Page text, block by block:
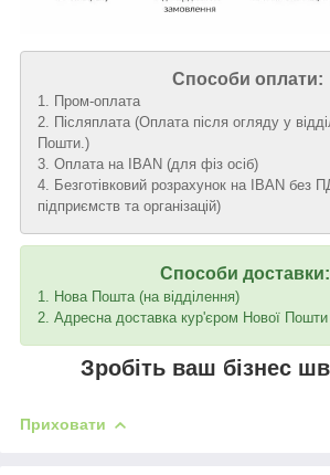
Способи оплати:
1. Пром-оплата
2. Післяплата (Оплата після огляду у
Пошти.)
3. Оплата на IBAN (для фіз осіб)
4. Безготівковий розрахунок на IBAN без
підприємств та організацій)
Способи доставки:
1. Нова Пошта (на відділення)
2. Адресна доставка кур'єром Нової Пошти
Зробіть ваш бізнес
Приховати